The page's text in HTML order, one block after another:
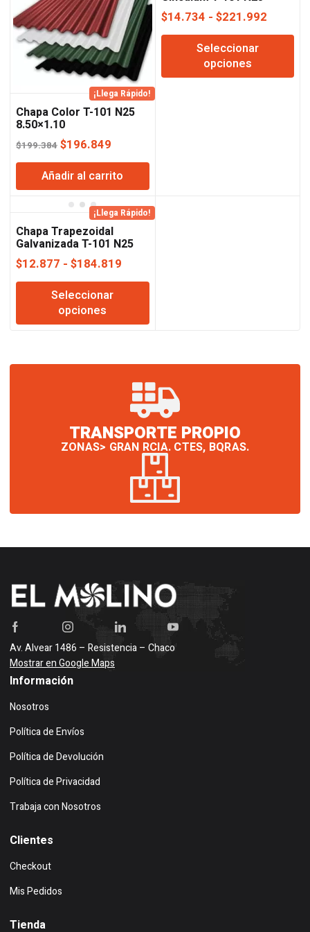
¡Llega Rápido!
Chapa Color T-101 N25
8.50×1.10
(Negro,verde,azul,rojo)
$199.384 El
precio
original
era:
$199.384.
$196.849
precio
actual
es:
$196.849.
Añadir al carrito
$14.734 - $221.992Rango
de
$14.734
Seleccionar
opciones
¡Llega Rápido!
Chapa Trapezoidal
Galvanizada T-101 N25
$12.877 - $184.819
de
$12.877
$184.819
Seleccionar
opciones
TRANSPORTE PROPIO
ZONAS> GRAN RCIA. CTES, BQRAS.
Av. Alvear 1486 – Resistencia – Chaco
Mostrar en Google Maps
Información
Nosotros
Política de Envíos
Política de Devolución
Política de Privacidad
Trabaja con Nosotros
Clientes
Checkout
Mis Pedidos
Tienda